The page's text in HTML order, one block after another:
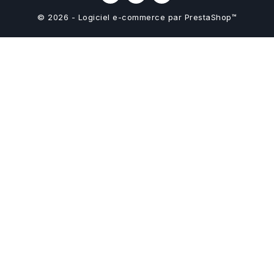
© 2026 - Logiciel e-commerce par PrestaShop™